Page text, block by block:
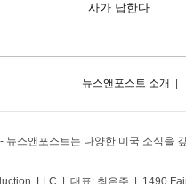
사가 답한다
뉴스앤포스트 소개
뉴스앤포스트는 다양한 미국 소식을
LLC | 대표: 최은주 | 1490